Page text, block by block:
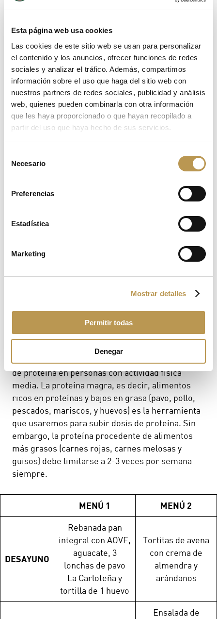
Esta página web usa cookies
Las cookies de este sitio web se usan para personalizar
el contenido y los anuncios, ofrecer funciones de redes
sociales y analizar el tráfico. Además, compartimos
información sobre el uso que haga del sitio web con
nuestros partners de redes sociales, publicidad y análisis
web, quienes pueden combinarla con otra información
que les haya proporcionado o que hayan recopilado a
partir del uso que haya hecho de sus servicios.
Necesario
Preferencias
Estadística
Marketing
Mostrar detalles
Permitir todas
Denegar
complementar con algo más de proteína. En el
completa en aminoácidos, así que se recomienda
completarlas con 1 cucharada de arroz cocido, o
añadir carnes (morcillo, pollo, costillas…) al
guiso. Debemos saber que las carnes melosas,
también aportan proteína (colágeno) y otros
aminoácidos interesantes. Se trata de carnes
como el rabo de toro, los callos, las carrilleras,
los huesos de animales, el rape, el caldo de
Durante la cena nos interesa obtener proteínas
de fuentes de fácil digestión, para evitar las
recomendación es el consumo de pollo, pavo,
complementar con un caldo de huesos, eso sería
fantástico.
Como snack o picoteo rico en proteína, podemos
consumir berberechos de lata, queso fresco, un
puñado de queso fresco, yogur natural…
El siguiente menú es orientativo para el consumo
de proteína en personas con actividad física
media. La proteína magra, es decir, alimentos
ricos en proteínas y bajos en grasa (pavo, pollo,
pescados, mariscos, y huevos) es la herramienta
que usaremos para subir dosis de proteína. Sin
embargo, la proteína procedente de alimentos
más grasos (carnes rojas, carnes melosas y
guisos) debe limitarse a 2-3 veces por semana
siempre.
MENÚ 1 MENÚ 2
DESAYUNO
Rebanada pan
integral con AOVE,
aguacate, 3
lonchas de pavo
La Carloteña y
tortilla de 1 huevo
Tortitas de avena
con crema de
almendra y
arándanos
Ensalada de